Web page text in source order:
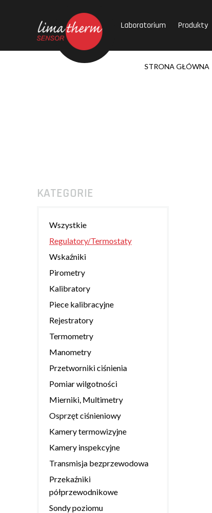
Laboratorium Produkty
STRONA GŁÓWNA
KATEGORIE
Wszystkie
Regulatory/Termostaty
Wskaźniki
Pirometry
Kalibratory
Piece kalibracyjne
Rejestratory
Termometry
Manometry
Przetworniki ciśnienia
Pomiar wilgotności
Mierniki, Multimetry
Osprzęt ciśnieniowy
Kamery termowizyjne
Kamery inspekcyjne
Transmisja bezprzewodowa
Przekaźniki
półprzewodnikowe
Sondy poziomu